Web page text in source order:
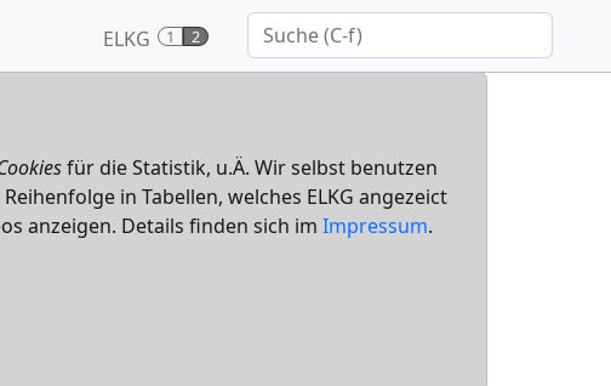
ELKG 1 2
für die Statistik, u.Ä. Wir selbst benutzen
in Tabellen, welches ELKG angezeict
anzeigen. Details finden sich im Impressum.